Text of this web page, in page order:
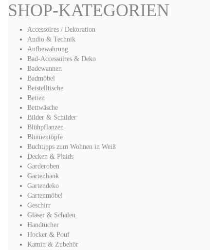
SHOP-KATEGORIEN
Accessoires / Dekoration
Audio & Technik
Aufbewahrung
Bad-Accessoires & Deko
Badewannen
Badmöbel
Beistelltische
Betten
Bettwäsche
Bilder & Schilder
Blühpflanzen
Blumentöpfe
Buchtipps zum Wohnen in Weiß
Decken & Plaids
Garderoben
Gartenbank
Gartendeko
Gartenmöbel
Geschirr
Gläser & Schalen
Handtücher
Hocker & Pouf
Kamin & Zubehör